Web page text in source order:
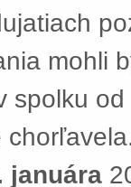
mohli
spolku
januára